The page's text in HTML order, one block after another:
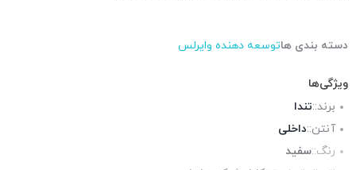
دسته بندی هاتوسعه دهنده وایرلس
ویژگی‌ها
برند::تندا
آنتن::داخلی
رنگ::سفید